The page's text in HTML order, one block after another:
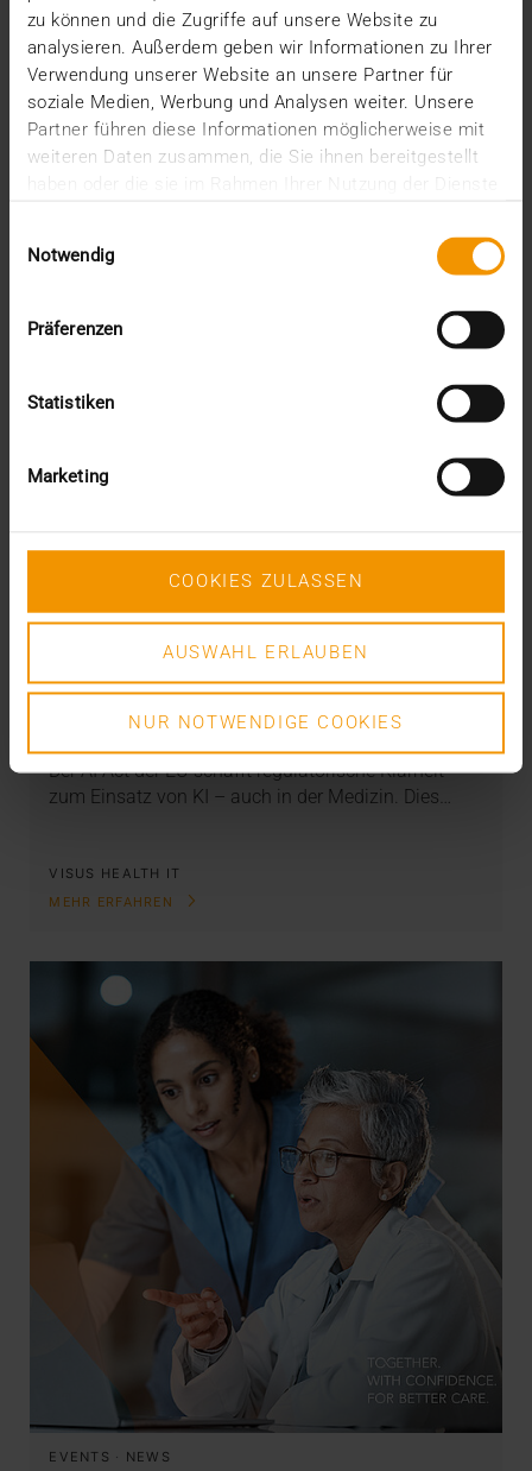
zu können und die Zugriffe auf unsere Website zu
analysieren. Außerdem geben wir Informationen zu Ihrer
Verwendung unserer Website an unsere Partner für
soziale Medien, Werbung und Analysen weiter. Unsere
Partner führen diese Informationen möglicherweise mit
weiteren Daten zusammen, die Sie ihnen bereitgestellt
Notwendig
Präferenzen
Statistiken
Marketing
COOKIES ZULASSEN
AUSWAHL ERLAUBEN
NUR NOTWENDIGE COOKIES
VISUS HEALTH IT
MEHR ERFAHREN
Der EU AI Act und seine Folgen
04.02.2025
Der AI Act der EU schafft regulatorische Klarheit
zum Einsatz von KI – auch in der Medizin. Dies…
VISUS HEALTH IT
MEHR ERFAHREN
EVENTS · NEWS